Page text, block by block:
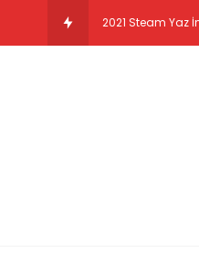
2021 Steam Yaz